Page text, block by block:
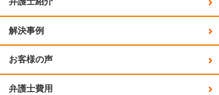
解決事例
お客様の声
弁護士費用